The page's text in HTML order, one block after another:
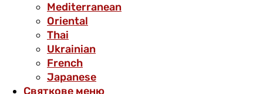
Mediterranean
Oriental
Thai
Ukrainian
French
Japanese
Святкове меню